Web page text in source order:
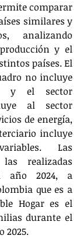
comparar
similares y
analizando
y el
países. El
no incluye
y el sector
al sector
de energía,
incluye
Las
realizadas
año 2024, a
que es a
Hogar es el
durante el
2025.